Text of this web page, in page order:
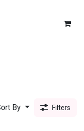
By Filters